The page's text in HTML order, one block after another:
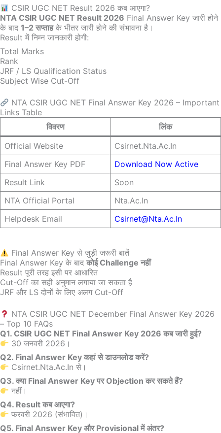
CSIR UGC NET Result 2026 कब आएगा?
NTA CSIR UGC NET Result 2026 Final Answer Key जारी होने
के बाद 1–2 सप्ताहके भीतर जारी होने की संभावना है।
Result में निम्न जानकारी होगी:
Total Marks
Rank
JRF / LS Qualification Status
Subject Wise Cut-Off
NTA CSIR UGC NET Final Answer Key 2026 – Important
Links Table
विवरण
लिंक
Official Website
Csirnet.nta.ac.in
Final Answer Key PDF
Download Now Active
Result Link
Soon
NTA Official Portal
Nta.ac.in
Helpdesk Email
Csirnet@nta.ac.in
Final Answer Key से जुड़ी जरूरी बातें
Final Answer Key के बाद कोई Challenge नहीं
Result पूरी तरह इसी पर आधारित
Cut-Off का सही अनुमान लगाया जा सकता है
JRF और LS दोनों के लिए अलग Cut-Off
NTA CSIR UGC NET December Final Answer Key 2026
– Top 10 FAQs
Q1. CSIR UGC NET Final Answer Key 2026 कब जारी हुई?
30 जनवरी 2026।
Q2. Final Answer Key कहां से डाउनलोड करें?
Csirnet.nta.ac.in से।
Q3. क्या Final Answer Key पर Objection कर सकते हैं?
नहीं।
Q4. Result कब आएगा?
फरवरी 2026 (संभावित)।
Q5. Final Answer Key और Provisional में अंतर?